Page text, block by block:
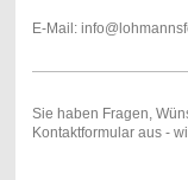
E-Mail:
Sie haben Fragen,
Kontaktformular aus -